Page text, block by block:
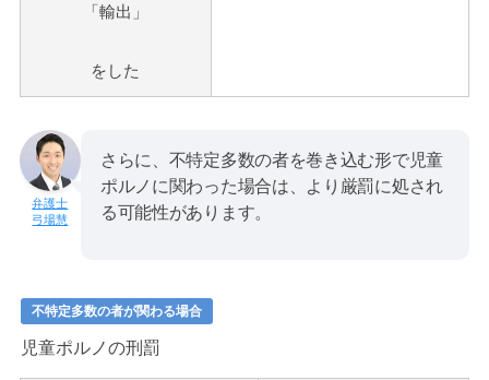
「輸出」
をした
弓場慧
さらに、不特定多数の者を巻き込む形で児童
ポルノに関わった場合は、より厳罰に処され
る可能性があります。
不特定多数の者が関わる場合
児童ポルノの刑罰